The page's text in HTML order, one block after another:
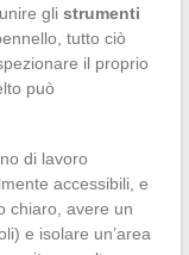
gli strumenti
tutto ciò
il proprio
può
di lavoro
accessibili, e
chiaro, avere un
e isolare un’area